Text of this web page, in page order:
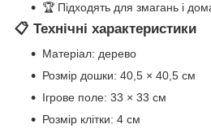
🏆 Підходять для змагань і
📋 Технічні характеристики
Матеріал: дерево
Розмір дошки: 40,5 × 40,5 см
Ігрове поле: 33 × 33 см
Розмір клітки: 4 см